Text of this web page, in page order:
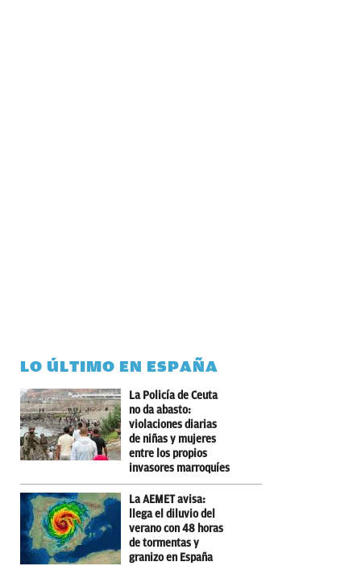
LO ÚLTIMO EN ESPAÑA
La Policía de Ceuta
no da abasto:
violaciones diarias
de niñas y mujeres
entre los propios
invasores marroquíes
La AEMET avisa:
llega el diluvio del
verano con 48 horas
de tormentas y
granizo en España